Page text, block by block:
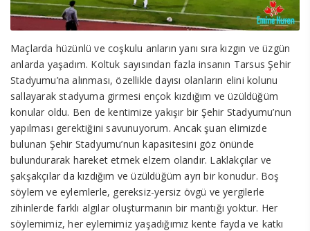
Maçlarda hüzünlü ve coşkulu anların yanı sıra kızgın ve üzgün
anlarda yaşadım. Koltuk sayısından fazla insanın Tarsus Şehir
Stadyumu’na alınması, özellikle dayısı olanların elini kolunu
sallayarak stadyuma girmesi ençok kızdığım ve üzüldüğüm
konular oldu. Ben de kentimize yakışır bir Şehir Stadyumu’nun
yapılması gerektiğini savunuyorum. Ancak şuan elimizde
bulunan Şehir Stadyumu’nun kapasitesini göz önünde
bulundurarak hareket etmek elzem olandır. Laklakçılar ve
şakşakçılar da kızdığım ve üzüldüğüm ayrı bir konudur. Boş
söylem ve eylemlerle, gereksiz-yersiz övgü ve yergilerle
zihinlerde farklı algılar oluşturmanın bir mantığı yoktur. Her
söylemimiz, her eylemimiz yaşadığımız kente fayda ve katkı